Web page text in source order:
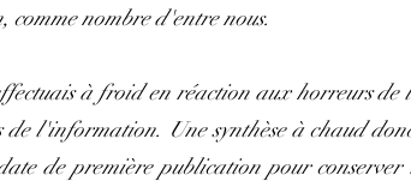
nombre d'entre nous.
à froid en réaction aux horreurs
l'information. Une synthèse à chaud
de première publication pour